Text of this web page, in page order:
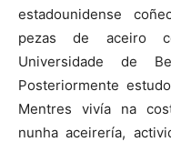
estadounidense
pezas de aceiro
Universidade de
Posteriormente
Mentres vivía na
nunha aceirería,